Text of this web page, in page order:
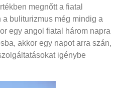
megnőtt a fiatal
buliturizmus még mindig a
egy angol fiatal három napra
akkor egy napot arra szán,
igénybe